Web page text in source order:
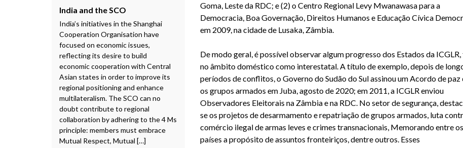
Goma, Leste da RDC; e (2) o Centro Regional Levy Mwanawasa para a
Democracia, Boa Governação, Direitos Humanos e Educação Cívica
em 2009, na cidade de Lusaka, Zâmbia.
De modo geral, é possível observar algum progresso dos Estados da
no âmbito doméstico como interestatal. A título de exemplo, depois de
períodos de conflitos, o Governo do Sudão do Sul assinou um Acordo de paz
os grupos armados em Juba, agosto de 2020; em 2011, a ICGLR enviou
Observadores Eleitorais na Zâmbia e na RDC. No setor de segurança,
se os projetos de desarmamento e repatriação de grupos armados, luta
comércio ilegal de armas leves e crimes transnacionais, Memorando entre os
países a propósito de assuntos fronteiriços, dentre outros. Esses
India and the SCO
India’s initiatives in the Shanghai
Cooperation Organisation have
focused on economic issues,
reflecting its desire to build
economic cooperation with Central
Asian states in order to improve its
regional positioning and enhance
multilateralism. The SCO can no
doubt contribute to regional
collaboration by adhering to the 4 Ms
principle: members must embrace
Mutual Respect, Mutual […]